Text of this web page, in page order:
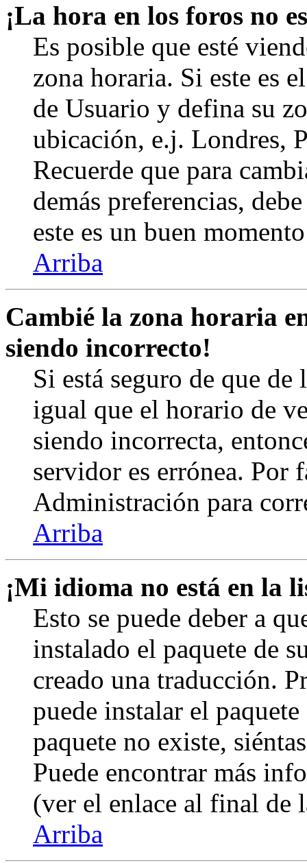
¡La hora en los foros no
Es posible que esté
zona horaria. Si este es
de Usuario y defina su
ubicación, e.j. Londres,
Recuerde que para
demás preferencias,
este es un buen
Arriba
Cambié la zona horaria
siendo incorrecto!
Si está seguro de que
igual que el horario de
siendo incorrecta,
servidor es errónea. Por
Administración para
Arriba
¡Mi idioma no está en la
Esto se puede deber a
instalado el paquete de
creado una traducción.
puede instalar el
paquete no existe,
Puede encontrar más
(ver el enlace al final de
Arriba